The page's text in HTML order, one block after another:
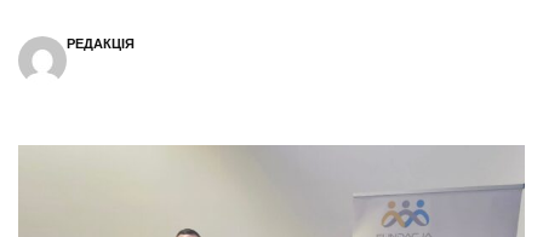
РЕДАКЦІЯ